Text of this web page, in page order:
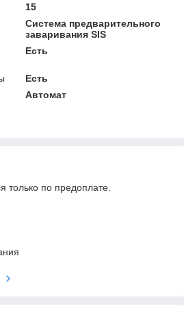
15
Система предварительного
заваривания SIS
Есть
Есть
Автомат
только по предоплате.